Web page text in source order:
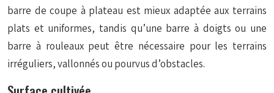
barre de coupe à plateau est mieux adaptée aux terrains
plats et uniformes, tandis qu’une barre à doigts ou une
barre à rouleaux peut être nécessaire pour les terrains
irréguliers, vallonnés ou pourvus d’obstacles.